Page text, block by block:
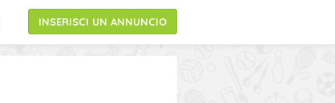
INSERISCI UN ANNUNCIO